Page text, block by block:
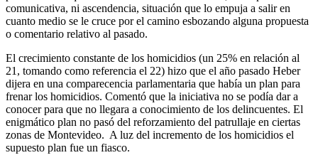
comunicativa, ni ascendencia, situación que lo empuja a salir en
cuanto medio se le cruce por el camino esbozando alguna propuesta
o comentario relativo al pasado.
El crecimiento constante de los homicidios (un 25% en relación al
21, tomando como referencia el 22) hizo que el año pasado Heber
dijera en una comparecencia parlamentaria que había un plan para
frenar los homicidios. Comentó que la iniciativa no se podía dar a
conocer para que no llegara a conocimiento de los delincuentes. El
enigmático plan no pasó del reforzamiento del patrullaje en ciertas
zonas de Montevideo. A luz del incremento de los homicidios el
supuesto plan fue un fiasco.